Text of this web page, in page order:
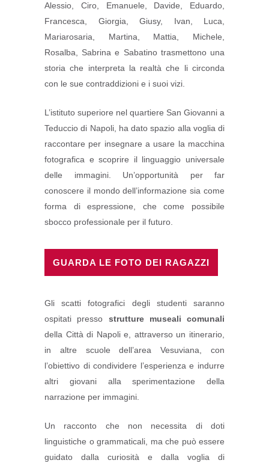
Alessio, Ciro, Emanuele, Davide, Eduardo,
Francesca, Giorgia, Giusy, Ivan, Luca,
Mariarosaria, Martina, Mattia, Michele,
Rosalba, Sabrina e Sabatino trasmettono una
storia che interpreta la realtà che li circonda
con le sue contraddizioni e i suoi vizi.
L’istituto superiore nel quartiere San Giovanni a
Teduccio di Napoli, ha dato spazio alla voglia di
raccontare per insegnare a usare la macchina
fotografica e scoprire il linguaggio universale
delle immagini. Un’opportunità per far
conoscere il mondo dell’informazione sia come
forma di espressione, che come possibile
sbocco professionale per il futuro.
GUARDA LE FOTO DEI RAGAZZI
Gli scatti fotografici degli studenti saranno
ospitati presso strutture museali comunali
della Città di Napoli e, attraverso un itinerario,
in altre scuole dell’area Vesuviana, con
l’obiettivo di condividere l’esperienza e indurre
altri giovani alla sperimentazione della
narrazione per immagini.
Un racconto che non necessita di doti
linguistiche o grammaticali, ma che può essere
guidato dalla curiosità e dalla voglia di